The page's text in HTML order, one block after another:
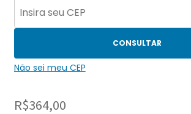
CONSULTAR
Não sei meu CEP
R$364,00